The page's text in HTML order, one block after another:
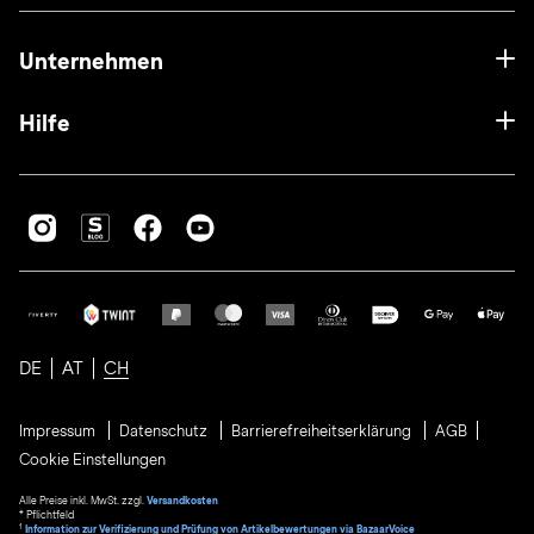
Unternehmen
Hilfe
DE AT CH
Impressum Datenschutz Barrierefreiheitserklärung
AGB
Cookie Einstellungen
Alle Preise inkl. MwSt. zzgl. Versandkosten
* Pflichtfeld
1 Information zur Verifizierung und Prüfung von Artikelbewertungen via BazaarVoice